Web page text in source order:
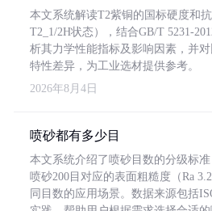
本文系统解读T2紫铜的国标硬度和
T2_1/2H状态），结合GB/T 5231-
析其力学性能指标及影响因素，并
特性差异，为工业选材提供参考。
2026年8月4日
喷砂都有多少目
本文系统介绍了喷砂目数的分级标
喷砂200目对应的表面粗糙度（Ra
同目数的应用场景。数据来源包括